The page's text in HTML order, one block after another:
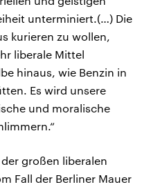
unterminiert.(…) Die
kurieren zu wollen,
liberale Mittel
hinaus, wie Benzin in
Es wird unsere
und moralische
großen liberalen
Fall der Berliner Mauer